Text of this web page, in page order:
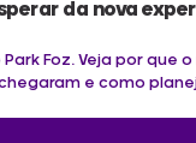
da nova
Park Foz. Veja por que
e como